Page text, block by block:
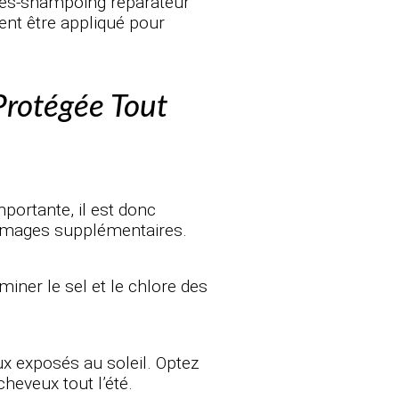
être appliqué pour
Tout
il est donc
supplémentaires.
le sel et le chlore des
exposés au soleil. Optez
tout l’été.